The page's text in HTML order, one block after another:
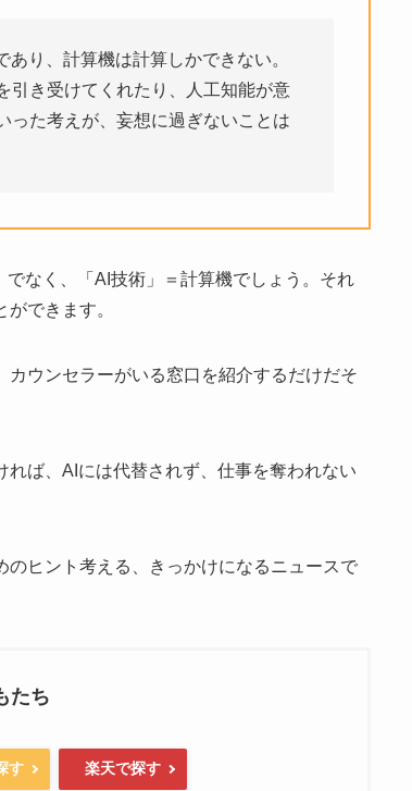
り、計算機は計算しかできない。
引き受けてくれたり、人工知能が意
った考えが、妄想に過ぎないことは
なく、「AI技術」＝計算機でしょう。それ
できます。
ウンセラーがいる窓口を紹介するだけだそ
ば、AIには代替されず、仕事を奪われない
ヒント考える、きっかけになるニュースで
たち
す 楽天で探す